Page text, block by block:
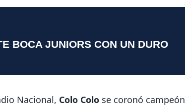
BOCA JUNIORS CON UN DURO
Nacional, Colo Colo se coronó campeón